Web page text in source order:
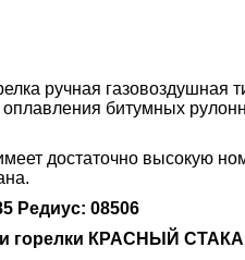
ручная газовоздушная
битумных
достаточно высокую
Редиус: 08506
горелки КРАСНЫЙ